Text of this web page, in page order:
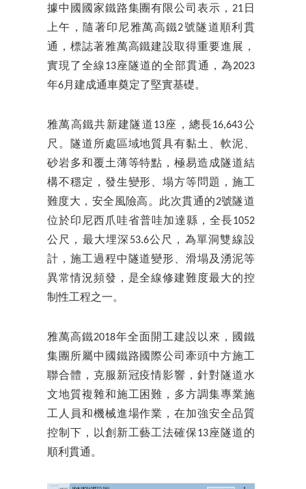
據中國國家鐵路集團有限公司表示，21日
上午，隨著印尼雅萬高鐵2號隧道順利貫
通，標誌著雅萬高鐵建設取得重要進展，
實現了全線13座隧道的全部貫通，為2023
年6月建成通車奠定了堅實基礎。
雅萬高鐵共新建隧道13座，總長16,643公
尺。隧道所處區域地質具有黏土、軟泥、
砂岩多和覆土薄等特點，極易造成隧道結
構不穩定，發生變形、塌方等問題，施工
難度大，安全風險高。此次貫通的2號隧道
位於印尼西爪哇省普哇加達縣，全長1052
公尺，最大埋深53.6公尺，為單洞雙線設
計，施工過程中隧道變形、滑塌及湧泥等
異常情況頻發，是全線修建難度最大的控
制性工程之一。
雅萬高鐵2018年全面開工建設以來，國鐵
集團所屬中國鐵路國際公司牽頭中方施工
聯合體，克服新冠疫情影響，針對隧道水
文地質複雜和施工困難，多方調集專業施
工人員和機械進場作業，在加強安全品質
控制下，以創新工藝工法確保13座隧道的
順利貫通。